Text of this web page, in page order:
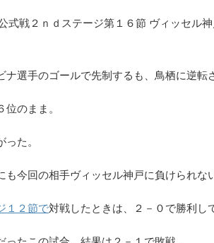
式戦２ｎｄステージ第１６節 ヴィッセル
ナ選手のゴールで先制するも、鳥栖に逆転
のまま。
た。
今回の相手ヴィッセル神戸に負けられない
１２節で対戦したときは、２－０で勝利し
からJ1優勝&降格チームを大
胆予想！
J1リーグの順位予想を発表します！
位予想です。サッカー解説者の予
。Jリーグの優勝予想は川崎・鹿
ースとしてFC東京、名古屋グラン
格ラインを
かりました